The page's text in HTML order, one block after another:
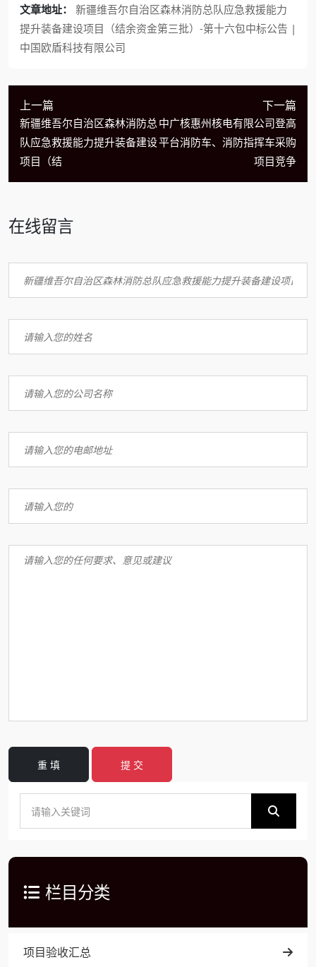
文章地址：
新疆维吾尔自治区森林消防总队应急救援能力
提升装备建设项目（结余资金第三批）-第十六包中标公告 |
中国欧盾科技有限公司
上一篇
新疆维吾尔自治区森林消防总
队应急救援能力提升装备建设
项目（结
下一篇
中广核惠州核电有限公司登高
平台消防车、消防指挥车采购
项目竞争
在线留言
重 填 提 交
栏目分类
项目验收汇总